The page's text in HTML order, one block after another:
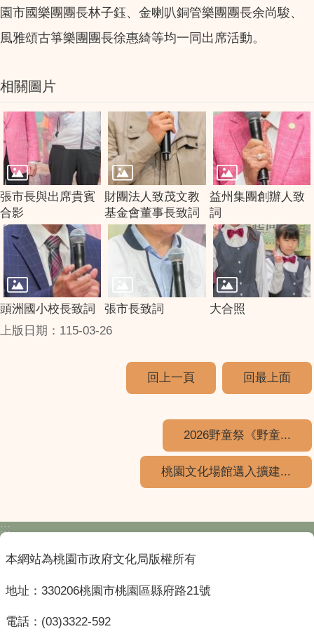
園市國樂團團長林子鈺、金喇叭銅管樂團團長余尚駿、
風雅頌古箏樂團團長徐惠綺等均一同出席活動。
相關圖片
張市長與出席貴賓
合影
財團法人致茂文教
基金會董事長致詞
益州集團創辦人致
詞
頭洲國小校長致詞 張市長致詞
大合照
上版日期：115-03-26
回上一頁 回最上面
2026野童祭《野童...
桃園文化場館邁入擴建...
:::
本網站為桃園市政府文化局版權所有
地址：330206桃園市桃園區縣府路21號
電話：(03)3322-592